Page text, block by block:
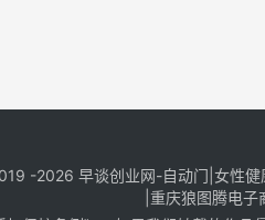
-2026 早谈创业网-自动门 女性健
重庆狼图腾电子